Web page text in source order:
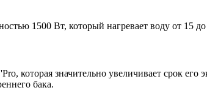
1500 Вт, который нагревает воду от 15 до
которая значительно увеличивает срок
бака.